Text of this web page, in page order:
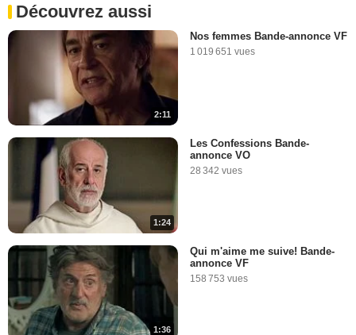
Découvrez aussi
2:11
Nos femmes Bande-annonce VF
1 019 651 vues
1:24
Les Confessions Bande-
annonce VO
28 342 vues
1:36
Qui m'aime me suive! Bande-
annonce VF
158 753 vues